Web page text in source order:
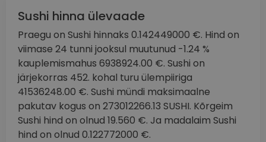
Sushi hinna ülevaade
Praegu on Sushi hinnaks 0.142449000 €. Hind on
viimase 24 tunni jooksul muutunud -1.24 %
kauplemismahus 6938924.00 €. Sushi on
järjekorras 452. kohal turu ülempiiriga
41536248.00 €. Sushi mündi maksimaalne
pakutav kogus on 273012266.13 SUSHI. Kõrgeim
Sushi hind on olnud 19.560 €. Ja madalaim Sushi
hind on olnud 0.122772000 €.